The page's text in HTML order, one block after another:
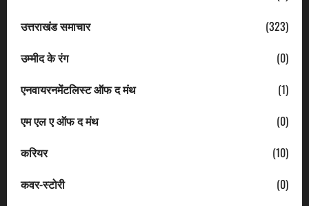
उत्तराखंड समाचार
(323)
उम्मीद के रंग
(0)
एनवायरनमेंटलिस्ट ऑफ द मंथ
(1)
एम एल ए ऑफ द मंथ
(0)
करियर
(10)
कवर-स्टोरी
(0)